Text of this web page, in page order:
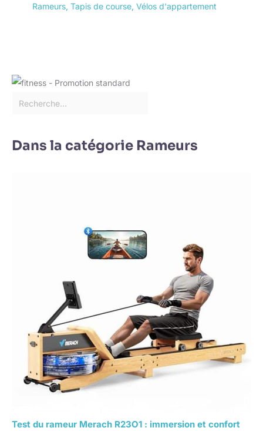
Rameurs, Tapis de course, Vélos d'appartement
Dans la catégorie Rameurs
Test du rameur Merach R23O1 : immersion et confort